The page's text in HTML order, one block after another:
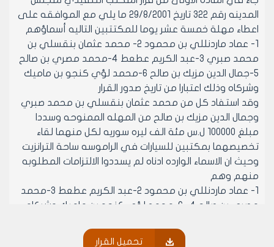
المدينه رقم 322 تاريخ 29/8/2001 ما يلي مع الموافقه على
اعطاء مهلة خمسة عشر يوما للمكتتبين التاليه أسماؤهم
1- عماد ماردنللي بن محمود 2- محمد عثمان بنقسلي بن
محمد صبري 3-عبد الكريم عطعط 4-محمد مصري بن صالح
5-جمال الدين مزيك بن صالح 6-محمد لؤي كنجو بن ماميك
وشركاه وذلك اعتبارا من تاريخ صدور القرار
وقد استفاد كل من محمد عثمان بنقسلي بن محمد صبري
وجمال الدين مزيك بن صالح من المهله الممنوحه وسددا
مبلغ 100000 ل.س مئة الف ليره سوريه لكل منهما لقاء
تخصيصهما بمكتبين للسيارات في الراموسه ساحة الترانزيت
وحيث ان الاسماء الوارده ادناه لم يسددوا الالتزامات المطلوبه
منهم وهم
1- عماد ماردنللي بن محمود 2-عبد الكريم عطعط 3-محمد
مصري بن صالح 4- 6-محمد لؤي كنجو بن ماميك وشركاه
المحدده بقرار المكتب التنفيذي لمجلس مدينه حلب المنوه
تحميل القرار